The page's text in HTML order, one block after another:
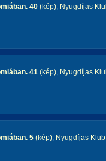
40 (kép), Nyugdíjas
41 (kép), Nyugdíjas
5 (kép), Nyugdíjas Klub